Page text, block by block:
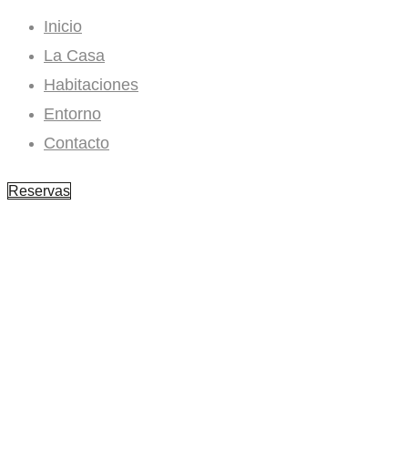
Inicio
La Casa
Habitaciones
Entorno
Contacto
Reservas